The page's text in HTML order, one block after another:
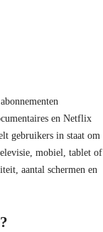
en Netflix
gebruikers in staat om
mobiel, tablet of
aantal schermen en